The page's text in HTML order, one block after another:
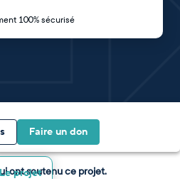
100% sécurisé
Faire un don
Le projet
ont soutenu ce projet.